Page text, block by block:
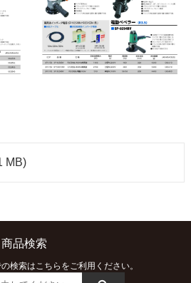
MB)
商品検索
検索はこちらをご利用ください。